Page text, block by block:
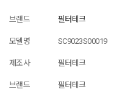
브랜드 필터테크
모델명 SC9023S00019
제조사 필터테크
브랜드 필터테크